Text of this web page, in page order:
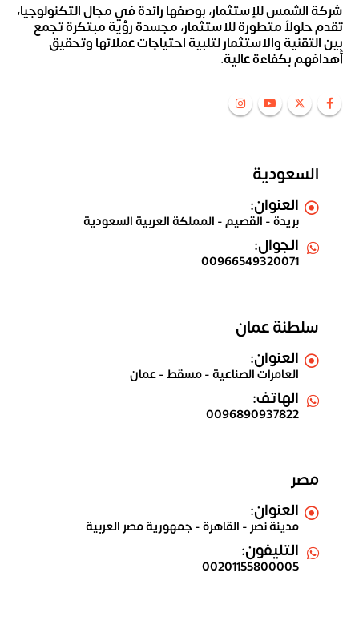
شركة الشمس للإستثمار، بوصفها رائدة في مجال التكنولوجيا،
تقدم حلولاً متطورة للاستثمار، مجسدة رؤية مبتكرة تجمع
بين التقنية والاستثمار لتلبية احتياجات عملائها وتحقيق
أهدافهم بكفاءة عالية.
السعودية
العنوان:
بريدة - القصيم - المملكة العربية السعودية
الجوال:
00966549320071
سلطنة عمان
العنوان:
العامرات الصناعية - مسقط - عمان
الهاتف:
0096890937822
مصر
العنوان:
مدينة نصر - القاهرة - جمهورية مصر العربية
التليفون:
00201155800005